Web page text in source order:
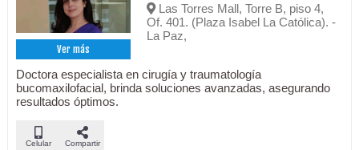
Ver más
Las Torres Mall, Torre B, piso 4,
Of. 401. (Plaza Isabel La Católica). -
La Paz,
Doctora especialista en cirugía y traumatología
bucomaxilofacial, brinda soluciones avanzadas, asegurando
resultados óptimos.
Celular Compartir